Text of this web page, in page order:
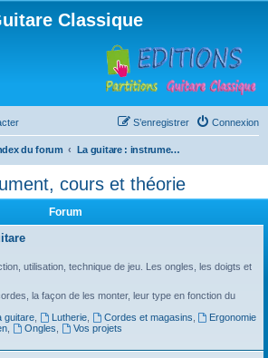
Classique
Connexion
S’enregistrer
du forum La guitare : instrument, cours et théorie
cours et théorie
Forum
utilisation, technique de jeu. Les ongles, les doigts et
la façon de les monter, leur type en fonction du
guitare, Lutherie, Cordes et magasins
Ergonomie
Ongles
Vos projets